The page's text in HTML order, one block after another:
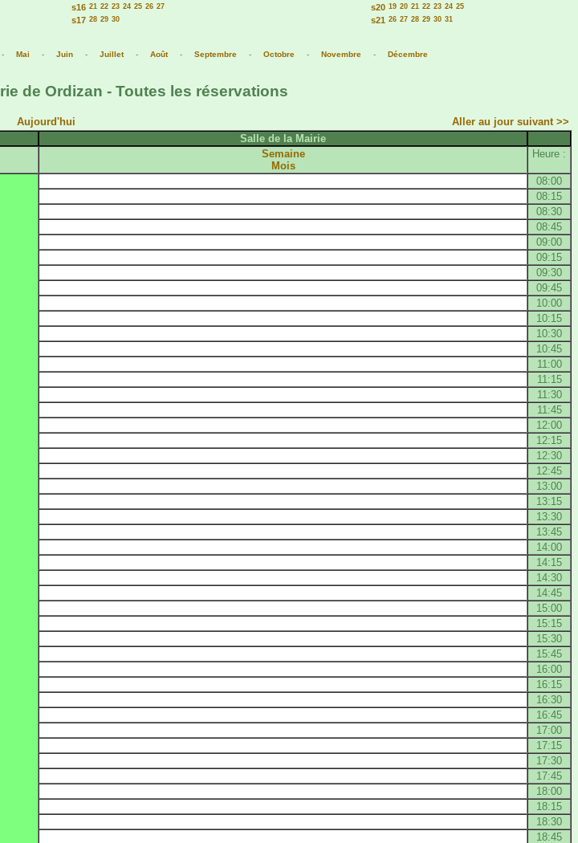
s16 21 22 23 24 25 26 27
s17 28 29 30
s20 19 20 21 22 23 24 25
s21 26 27 28 29 30 31
Mai - Juin - Juillet- Août- Septembre - Octobre - Novembre - Décembre
de Ordizan - Toutes les réservations
Aujourd'hui
Aller au jour suivant >>
Salle de la Mairie
Semaine
Mois
Heure :
08:00
08:15
08:30
08:45
09:00
09:15
09:30
09:45
10:00
10:15
10:30
10:45
11:00
11:15
11:30
11:45
12:00
12:15
12:30
12:45
13:00
13:15
13:30
13:45
14:00
14:15
14:30
14:45
15:00
15:15
15:30
15:45
16:00
16:15
16:30
16:45
17:00
17:15
17:30
17:45
18:00
18:15
18:30
18:45